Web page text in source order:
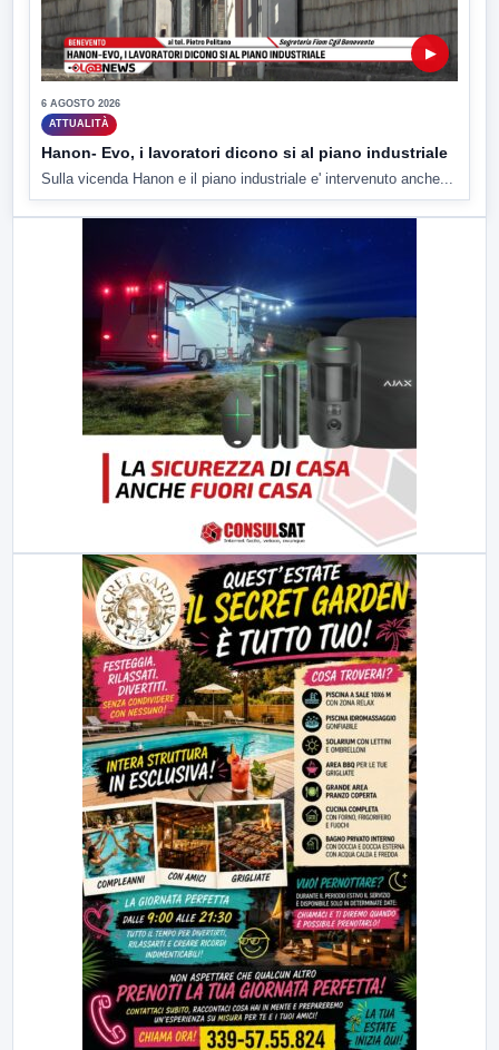
▶
6 AGOSTO 2026
ATTUALITÀ
Hanon- Evo, i lavoratori dicono si al piano industriale
Sulla vicenda Hanon e il piano industriale e' intervenuto anche...